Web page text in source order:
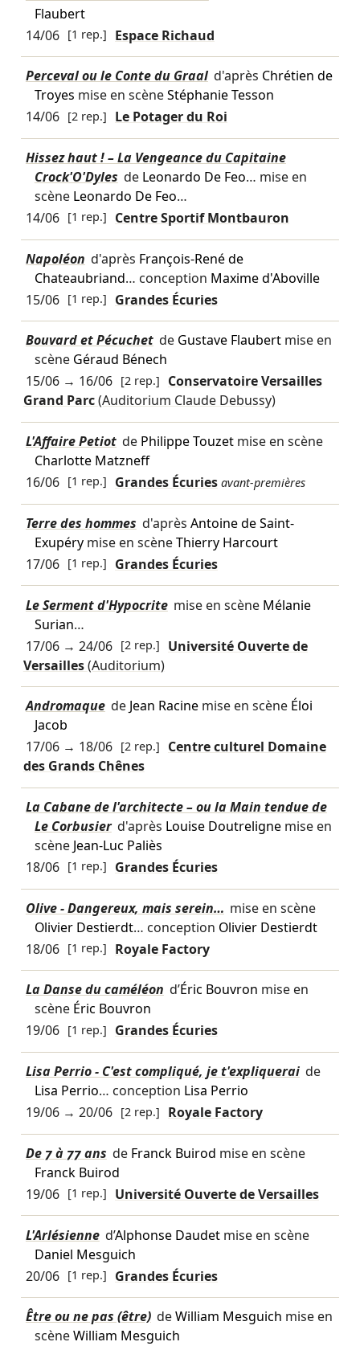
Flaubert
14/06 [1 rep.] Espace Richaud
Perceval ou le Conte du Graal d'après Chrétien de
Troyes mise en scèneStéphanie Tesson
14/06 [2 rep.] Le Potager du Roi
Hissez haut ! – La Vengeance du Capitaine
Crock'O'Dyles de Leonardo De Feo… mise en
scène Leonardo De Feo…
14/06 [1 rep.] Centre Sportif Montbauron
Napoléon d'après François-René de
Chateaubriand… conception Maxime d'Aboville
15/06 [1 rep.] Grandes Écuries
Bouvard et Pécuchet de Gustave Flaubertmise en
scène Géraud Bénech
15/06→ 16/06 [2 rep.]
Conservatoire Versailles
Grand Parc(Auditorium Claude Debussy)
L'Affaire Petiot de Philippe Touzetmise en scène
Charlotte Matzneff
16/06 [1 rep.] Grandes Écuries avant-premières
Terre des hommes d'après Antoine de Saint-
Exupérymise en scèneThierry Harcourt
17/06 [1 rep.] Grandes Écuries
Le Serment d'Hypocrite mise en scène Mélanie
Surian…
17/06→ 24/06 [2 rep.]
Université Ouverte de
Versailles(Auditorium)
Andromaque de Jean Racinemise en scène Éloi
Jacob
17/06→ 18/06 [2 rep.]
Centre culturel Domaine
des Grands Chênes
La Cabane de l'architecte – ou la Main tendue de
Le Corbusier d'après Louise Doutrelignemise en
scène Jean-Luc Paliès
18/06 [1 rep.] Grandes Écuries
Olive - Dangereux, mais serein… mise en scène
Olivier Destierdt… conception Olivier Destierdt
18/06 [1 rep.] Royale Factory
La Danse du caméléon d’Éric Bouvron mise en
scène Éric Bouvron
19/06 [1 rep.] Grandes Écuries
Lisa Perrio - C'est compliqué, je t'expliquerai de
Lisa Perrio… conception Lisa Perrio
19/06→ 20/06 [2 rep.] Royale Factory
De 7 à 77 ans de Franck Buirod mise en scène
Franck Buirod
19/06 [1 rep.] Université Ouverte de Versailles
L'Arlésienne d’Alphonse Daudetmise en scène
Daniel Mesguich
20/06 [1 rep.] Grandes Écuries
Être ou ne pas (être) deWilliam Mesguich mise en
scèneWilliam Mesguich